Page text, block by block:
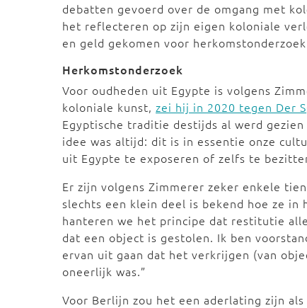
debatten gevoerd over de omgang met
het reflecteren op zijn eigen koloniale
en geld gekomen voor
Herkomstonderzoek
Voor oudheden uit Egypte is volgens
koloniale kunst, zei hij in 2020 tegen Der
Egyptische traditie destijds al werd
idee was altijd: dit is in essentie onze
uit Egypte te exposeren of zelfs te
Er zijn volgens Zimmerer zeker enkele
slechts een klein deel is bekend hoe ze in
hanteren we het principe dat restitutie
dat een object is gestolen. Ik ben
ervan uit gaan dat het verkrijgen (van
oneerlijk was.”
Voor Berlijn zou het een aderlating zijn